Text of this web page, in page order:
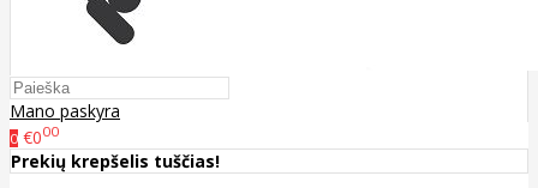
Mano paskyra
0 €000
Prekių krepšelis tuščias!